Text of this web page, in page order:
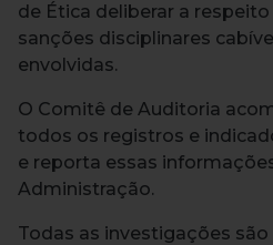
de Ética deliberar a
sanções disciplinares
envolvidas.
O Comitê de Auditoria
todos os registros e
e reporta essas
Administração.
Todas as investigações